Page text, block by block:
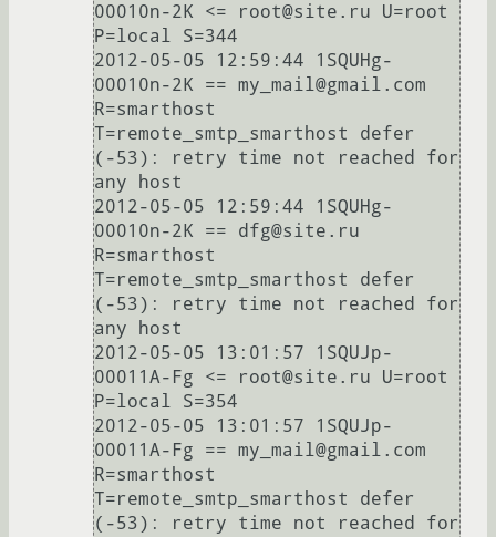
00010n-2K <= root@site.ru U=root
P=local S=344
2012-05-05 12:59:44 1SQUHg-
00010n-2K == my_mail@gmail.com
R=smarthost
T=remote_smtp_smarthost defer
(-53): retry time not reached for
any host
2012-05-05 12:59:44 1SQUHg-
00010n-2K == dfg@site.ru
R=smarthost
T=remote_smtp_smarthost defer
(-53): retry time not reached for
any host
2012-05-05 13:01:57 1SQUJp-
00011A-Fg <= root@site.ru U=root
P=local S=354
2012-05-05 13:01:57 1SQUJp-
00011A-Fg == my_mail@gmail.com
R=smarthost
T=remote_smtp_smarthost defer
(-53): retry time not reached for